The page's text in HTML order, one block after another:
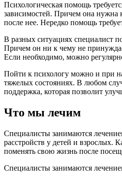
Психологическая помощь
зависимостей. Причем она нужна
после нее. Нередко помощь
В разных ситуациях специалист
Причем он ни к чему не
Если необходимо, можно
Пойти к психологу можно и при
тяжелых состояниях. В любом
поддержка, которая позволит
Что мы лечим
Специалисты занимаются
расстройств у детей и взрослых.
поменять свою жизнь после
Специалисты занимаются